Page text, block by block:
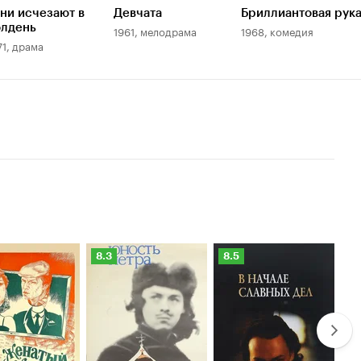
исчезают в
драма
Девчата
1961, мелодрама
Бриллиантовая рука
1968, комедия
Рейтинг
Кинопоиска
8.3
Рейтинг
Кинопоиска
8.5